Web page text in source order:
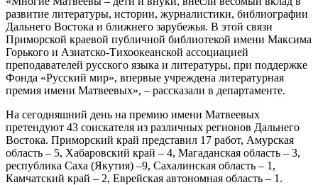
развитие литературы, истории, журналистики, библиографии
Дальнего Востока и ближнего зарубежья. В этой связи
Приморской краевой публичной библиотекой имени Максима
Горького и Азиатско-Тихоокеанской ассоциацией
преподавателей русского языка и литературы, при поддержке
Фонда «Русский мир», впервые учреждена литературная
премия имени Матвеевых», – рассказали в департаменте.
На сегодняшний день на премию имени Матвеевых
претендуют 43 соискателя из различных регионов Дальнего
Востока. Приморский край представил 17 работ, Амурская
область – 5, Хабаровский край – 4, Магаданская область – 3,
республика Саха (Якутия) –9, Сахалинская область – 1,
Камчатский край – 2, Еврейская автономная область – 1.